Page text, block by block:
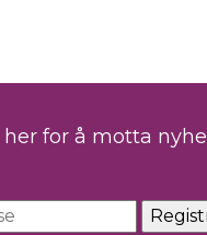
for å motta